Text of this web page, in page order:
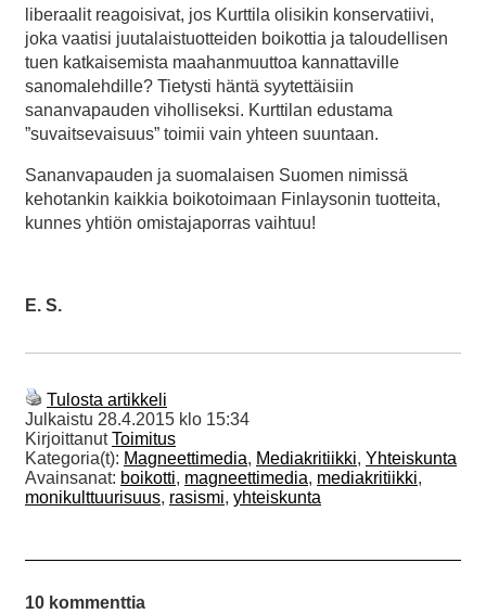
liberaalit reagoisivat, jos Kurttila olisikin konservatiivi,
joka vaatisi juutalaistuotteiden boikottia ja taloudellisen
tuen katkaisemista maahanmuuttoa kannattaville
sanomalehdille? Tietysti häntä syytettäisiin
sananvapauden viholliseksi. Kurttilan edustama
”suvaitsevaisuus” toimii vain yhteen suuntaan.
Sananvapauden ja suomalaisen Suomen nimissä
kehotankin kaikkia boikotoimaan Finlaysonin tuotteita,
kunnes yhtiön omistajaporras vaihtuu!
E. S.
Tulosta artikkeli
Julkaistu 28.4.2015 klo 15:34
KirjoittanutToimitus
Kategoria(t): Magneettimedia, Mediakritiikki, Yhteiskunta
Avainsanat: boikotti, magneettimedia, mediakritiikki,
monikulttuurisuus, rasismi, yhteiskunta
10 kommenttia